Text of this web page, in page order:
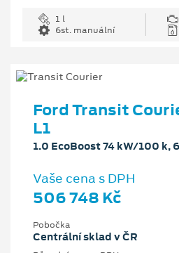
1 l
6st. manuální
Ford Transit
L1
1.0 EcoBoost 74 kW/100 k,
Vaše cena s DPH
506 748 Kč
Pobočka
Centrální sklad v ČR